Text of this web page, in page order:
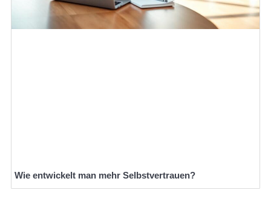
Wie entwickelt man mehr Selbstvertrauen?